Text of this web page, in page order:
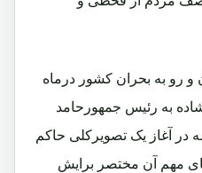
و رو به بحران کشور درماه
به رئیس جمهورحامد
آغاز یک تصویرکلی حاکم
مهم آن مختصر برایش